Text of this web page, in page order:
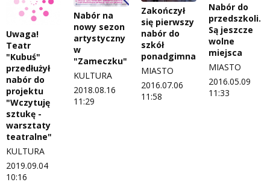
Uwaga!
Teatr
"Kubuś"
przedłużył
nabór do
projektu
"Wczytuję
sztukę -
warsztaty
teatralne"
KULTURA
2019.09.04
10:16
Nabór na
nowy sezon
artystyczny
w
"Zameczku"
KULTURA
2018.08.16
11:29
Zakończył
się pierwszy
nabór do
szkół
ponadgimnazjalnych
MIASTO
2016.07.06
11:58
Nabór do
przedszkoli.
Są jeszcze
wolne
miejsca
MIASTO
2016.05.09
11:33